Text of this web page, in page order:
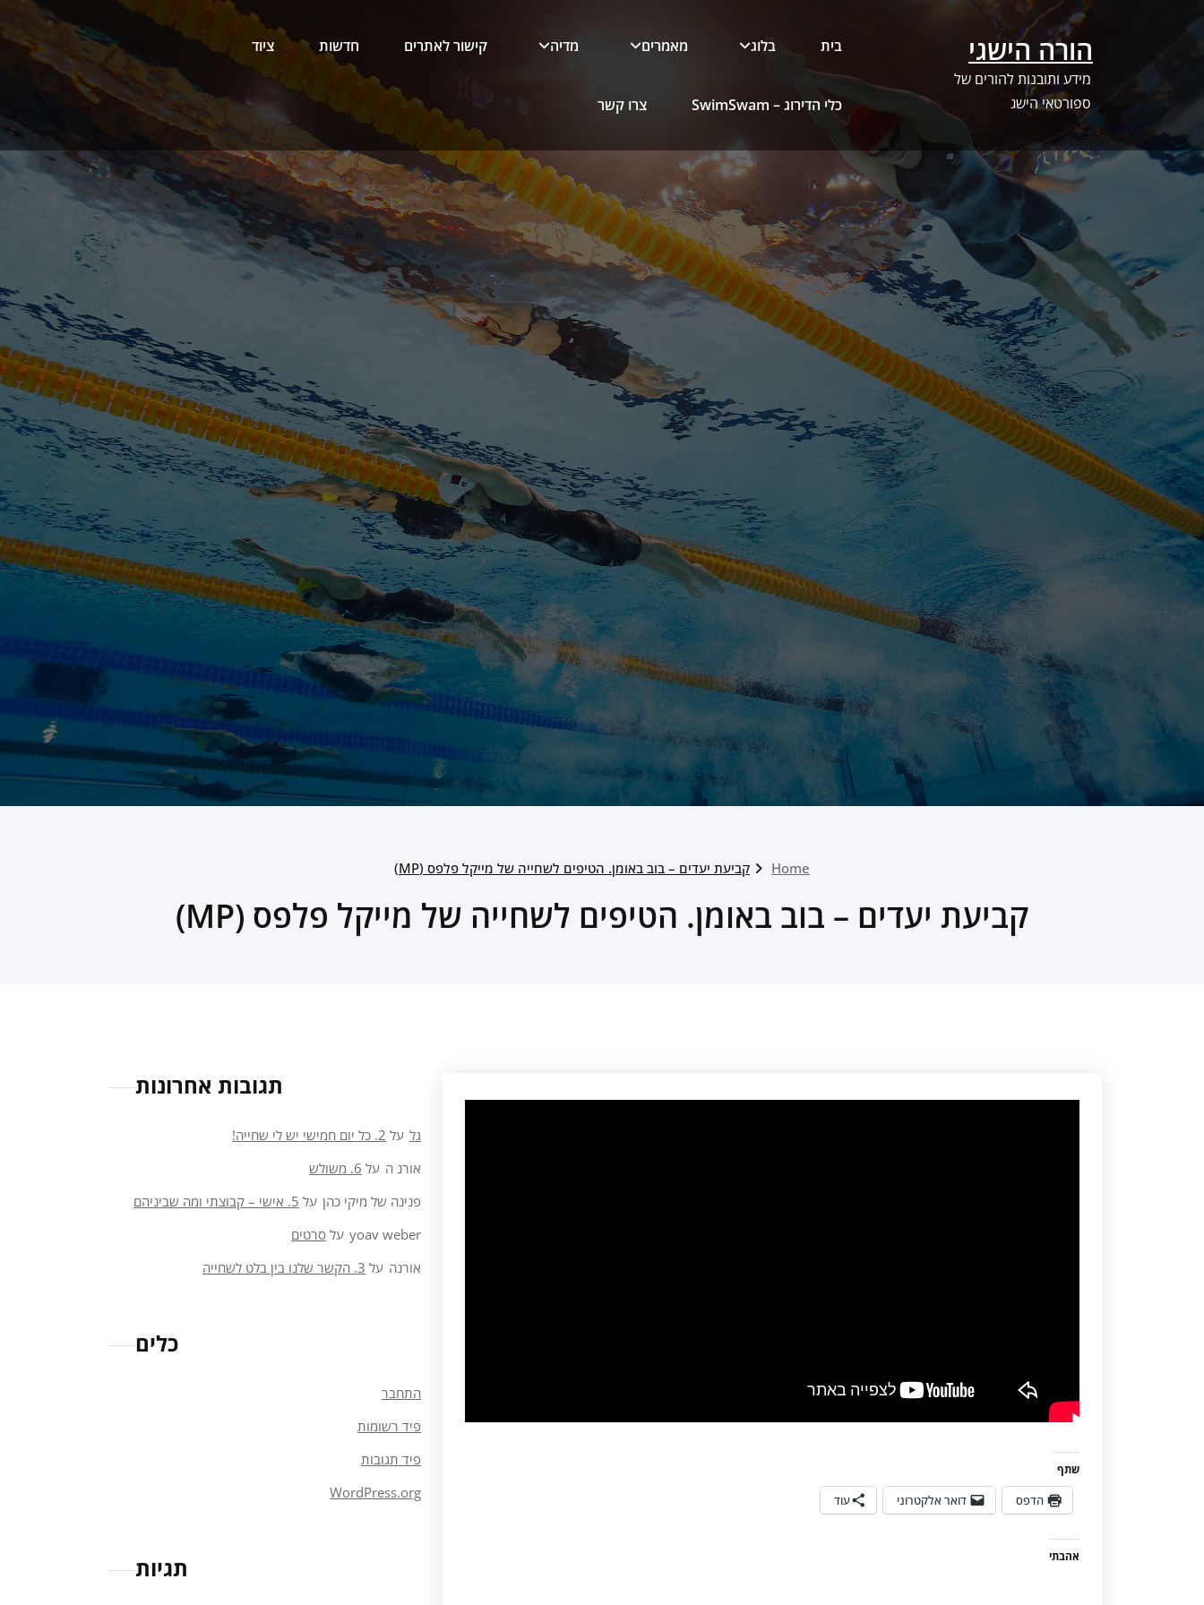
הורה הישגי
מידע ותובנות להורים של
ספורטאי הישג
בית בלוג מאמרים מדיה קישור לאתרים חדשות ציוד
כלי הדירוג – SwimSwam צרו קשר
Home קביעת יעדים – בוב באומן. הטיפים לשחייה של מייקל פלפס (MP)
קביעת יעדים – בוב באומן. הטיפים לשחייה של מייקל פלפס (MP)
שתף
הדפס דואר אלקטרוני עוד
אהבתי
תגובות אחרונות
גל על 2. כל יום חמישי יש לי שחייה!
אורנ ה על 6. משולש
פנינה של מיקי כהן על 5. אישי – קבוצתי ומה שביניהם
yoav weber על סרטים
אורנה על 3. הקשר שלנו בין בלט לשחייה
כלים
התחבר
פיד רשומות
פיד תגובות
WordPress.org
תגיות